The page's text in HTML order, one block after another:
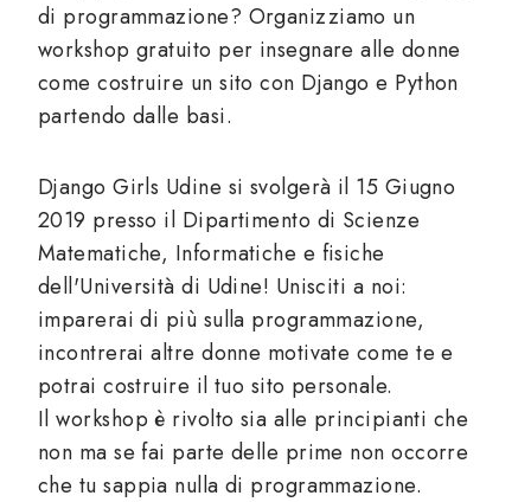
di programmazione? Organizziamo un
workshop gratuito per insegnare alle donne
come costruire un sito con Django e Python
partendo dalle basi.
Django Girls Udine si svolgerà il 15 Giugno
2019 presso il Dipartimento di Scienze
Matematiche, Informatiche e fisiche
dell'Università di Udine! Unisciti a noi:
imparerai di più sulla programmazione,
incontrerai altre donne motivate come te e
potrai costruire il tuo sito personale.
Il workshop è rivolto sia alle principianti che
non ma se fai parte delle prime non occorre
che tu sappia nulla di programmazione.